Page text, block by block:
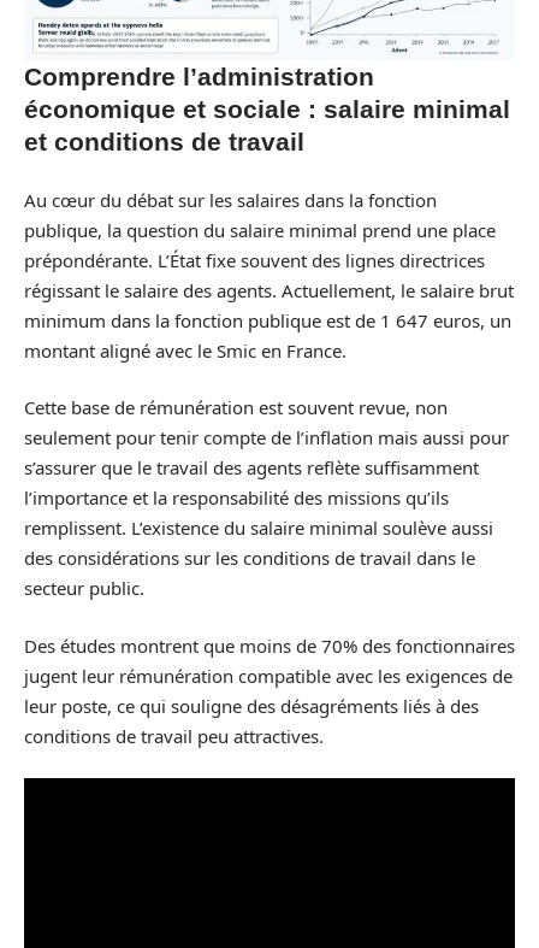
Comprendre l’administration
économique et sociale : salaire minimal
et conditions de travail
Au cœur du débat sur les salaires dans la fonction
publique, la question du salaire minimal prend une place
prépondérante. L’État fixe souvent des lignes directrices
régissant le salaire des agents. Actuellement, le salaire brut
minimum dans la fonction publique est de 1 647 euros, un
montant aligné avec le Smic en France.
Cette base de rémunération est souvent revue, non
seulement pour tenir compte de l’inflation mais aussi pour
s’assurer que le travail des agents reflète suffisamment
l’importance et la responsabilité des missions qu’ils
remplissent. L’existence du salaire minimal soulève aussi
des considérations sur les conditions de travail dans le
secteur public.
Des études montrent que moins de 70% des fonctionnaires
jugent leur rémunération compatible avec les exigences de
leur poste, ce qui souligne des désagréments liés à des
conditions de travail peu attractives.